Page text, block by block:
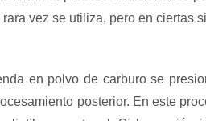
vez se utiliza, pero en ciertas
en polvo de carburo se
posterior. En este